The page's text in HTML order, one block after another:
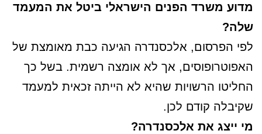
מדוע משרד הפנים הישראלי ביטל את המעמד
שלה?
לפי הפרסום, אלכסנדרה הגיעה כבת מאומצת של
האפוטרופוסים, אך לא אומצה רשמית. בשל כך
החליטו הרשויות שהיא לא הייתה זכאית למעמד
שקיבלה קודם לכן.
מי ייצג את אלכסנדרה?